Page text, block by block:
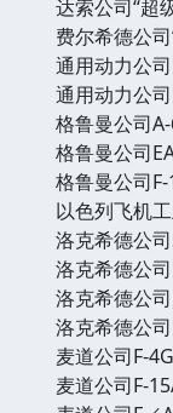
达索公司“超
费尔希德公
通用动力公
通用动力公
格鲁曼公司
格鲁曼公司
格鲁曼公司
以色列飞机
洛克希德公
洛克希德公
洛克希德公
洛克希德公
麦道公司F-
麦道公司F-